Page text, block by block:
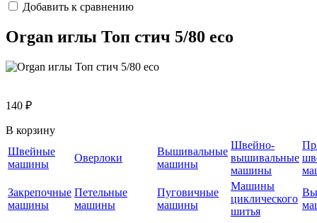
Добавить к сравнению
Organ иглы Топ стич 5/80 eco
140 ₽
В корзину
Швейные
машины
Оверлоки
Вышивальные
машины
Швейно-
вышивальные
машины
Закрепочные
машины
Петельные
машины
Пуговичные
машины
Машины
циклического
шитья